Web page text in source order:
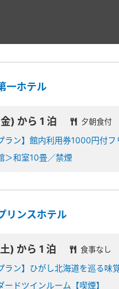
一ホテル
) から 1 泊 夕朝食付
ラン】館内利用券1000円付
＞和室10畳／禁煙
リンスホテル
) から 1 泊 食事なし
ラン】ひがし北海道を巡る味
ードツインルーム【喫煙】